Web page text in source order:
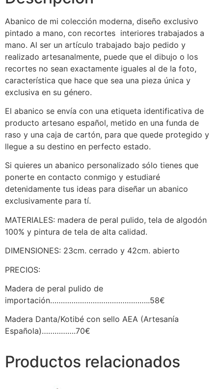
Abanico de mi colección moderna, diseño exclusivo
pintado a mano, con recortes interiores trabajados a
mano. Al ser un artículo trabajado bajo pedido y
realizado artesanalmente, puede que el dibujo o los
recortes no sean exactamente iguales al de la foto,
característica que hace que sea una pieza única y
exclusiva en su género.
El abanico se envía con una etiqueta identificativa de
producto artesano español, metido en una funda de
raso y una caja de cartón, para que quede protegido y
llegue a su destino en perfecto estado.
Si quieres un abanico personalizado sólo tienes que
ponerte en contacto conmigo y estudiaré
detenidamente tus ideas para diseñar un abanico
exclusivamente para tí.
MATERIALES: madera de peral pulido, tela de algodón
100% y pintura de tela de alta calidad.
DIMENSIONES: 23cm. cerrado y 42cm. abierto
PRECIOS:
Madera de peral pulido de
importación………………………………………..58€
Madera Danta/Kotibé con sello AEA (Artesanía
Española)…………….70€
Productos relacionados